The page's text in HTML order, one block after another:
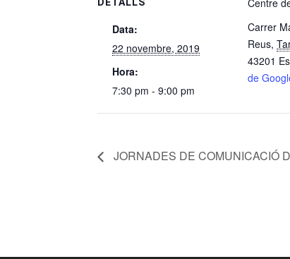
Data:
22 novembre, 2019
Hora:
7:30 pm - 9:00 pm
Centre
Carrer
Reus,
43201
de
JORNADES DE COMUNICACIÓ